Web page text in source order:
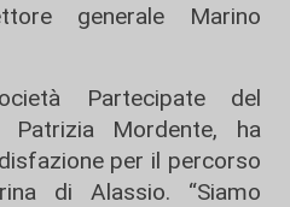
generale Marino
Partecipate del
Patrizia Mordente, ha
per il percorso
di Alassio. “Siamo